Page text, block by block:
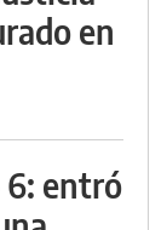
en
entró